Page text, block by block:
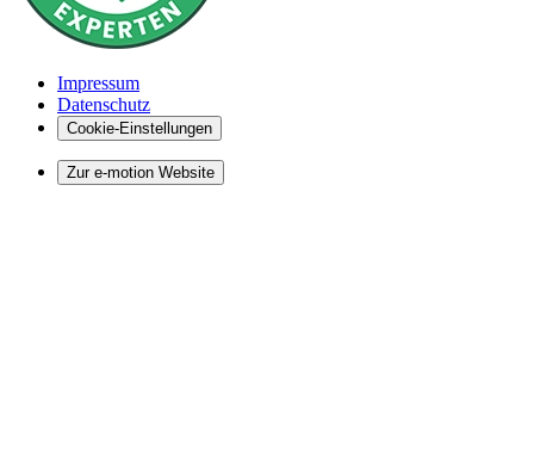
Impressum
Datenschutz
Cookie-Einstellungen
Zur e-motion Website